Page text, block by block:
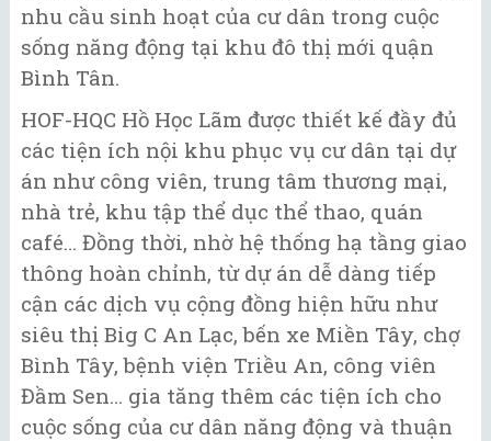
nhu cầu sinh hoạt của cư dân trong cuộc
sống năng động tại khu đô thị mới quận
Bình Tân.
HOF-HQC Hồ Học Lãm được thiết kế đầy đủ
các tiện ích nội khu phục vụ cư dân tại dự
án như công viên, trung tâm thương mại,
nhà trẻ, khu tập thể dục thể thao, quán
café… Đồng thời, nhờ hệ thống hạ tầng giao
thông hoàn chỉnh, từ dự án dễ dàng tiếp
cận các dịch vụ cộng đồng hiện hữu như
siêu thị Big C An Lạc, bến xe Miền Tây, chợ
Bình Tây, bệnh viện Triều An, công viên
Đầm Sen… gia tăng thêm các tiện ích cho
cuộc sống của cư dân năng động và thuận